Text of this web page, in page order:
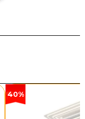
40%